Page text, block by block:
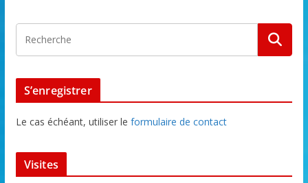
S’enregistrer
Le cas échéant, utiliser le formulaire de contact
Visites